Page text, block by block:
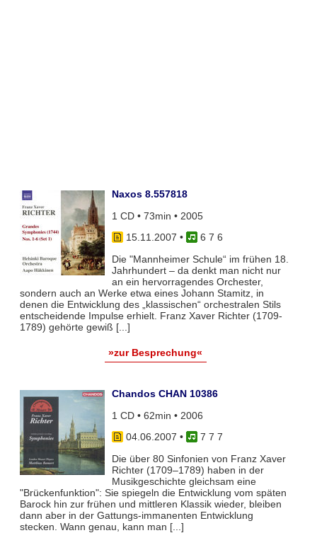
Naxos 8.557818
1 CD • 73min • 2005
15.11.2007 •
6 7 6
Die "Mannheimer Schule“ im frühen 18.
Jahrhundert – da denkt man nicht nur
an ein hervorragendes Orchester,
sondern auch an Werke etwa eines Johann Stamitz, in
denen die Entwicklung des „klassischen“ orchestralen Stils
entscheidende Impulse erhielt. Franz Xaver Richter (1709-
1789) gehörte gewiß [...]
»zur Besprechung«
Chandos CHAN 10386
1 CD • 62min • 2006
04.06.2007 •
7 7 7
Die über 80 Sinfonien von Franz Xaver
Richter (1709–1789) haben in der
Musikgeschichte gleichsam eine
"Brückenfunktion": Sie spiegeln die Entwicklung vom späten
Barock hin zur frühen und mittleren Klassik wieder, bleiben
dann aber in der Gattungs-immanenten Entwicklung
stecken. Wann genau, kann man [...]